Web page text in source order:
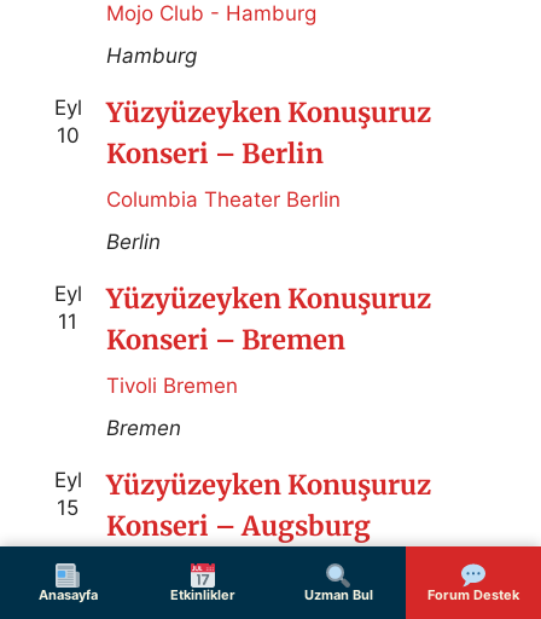
Anasayfa Etkinlikler Uzman Bul Forum Destek
Mojo Club - Hamburg
Hamburg
Eyl
10
Yüzyüzeyken Konuşuruz
Konseri – Berlin
Columbia Theater Berlin
Berlin
Eyl
11
Yüzyüzeyken Konuşuruz
Konseri – Bremen
Tivoli Bremen
Bremen
Eyl
15
Yüzyüzeyken Konuşuruz
Konseri – Augsburg
Spectrum Club - Augsburg